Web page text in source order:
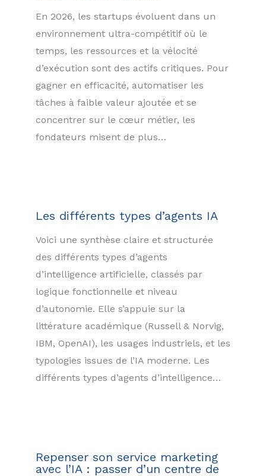
En 2026, les startups évoluent dans un
environnement ultra-compétitif où le
temps, les ressources et la vélocité
d’exécution sont des actifs critiques. Pour
gagner en efficacité, automatiser les
tâches à faible valeur ajoutée et se
concentrer sur le cœur métier, les
fondateurs misent de plus…
Les différents types d’agents IA
Voici une synthèse claire et structurée
des différents types d’agents
d’intelligence artificielle, classés par
logique fonctionnelle et niveau
d’autonomie. Elle s’appuie sur la
littérature académique (Russell & Norvig,
IBM, OpenAI), les usages industriels, et les
typologies issues de l’IA moderne. Les
différents types d’agents d’intelligence…
Repenser son service marketing
avec l’IA : passer d’un centre de